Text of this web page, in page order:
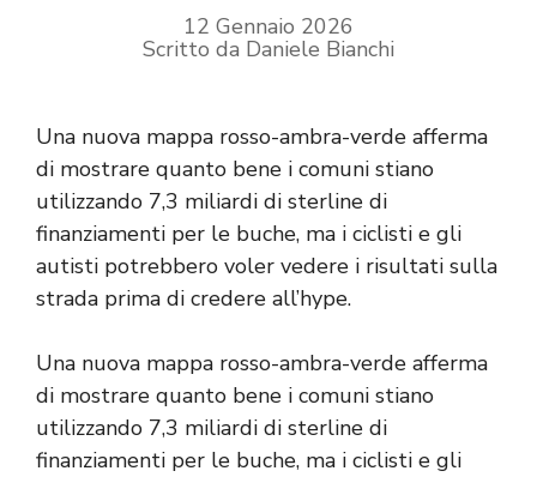
12 Gennaio 2026
Scritto da Daniele Bianchi
Una nuova mappa rosso-ambra-verde afferma
di mostrare quanto bene i comuni stiano
utilizzando 7,3 miliardi di sterline di
finanziamenti per le buche, ma i ciclisti e gli
autisti potrebbero voler vedere i risultati sulla
strada prima di credere all’hype.
Una nuova mappa rosso-ambra-verde afferma
di mostrare quanto bene i comuni stiano
utilizzando 7,3 miliardi di sterline di
finanziamenti per le buche, ma i ciclisti e gli